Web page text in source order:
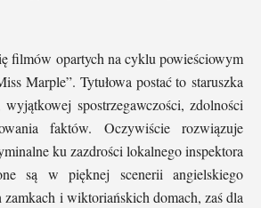
filmów opartych na cyklu powieściowym
Marple”. Tytułowa postać to staruszka
spostrzegawczości, zdolności
faktów. Oczywiście rozwiązuje
ku zazdrości lokalnego inspektora
są w pięknej scenerii angielskiego
zamkach i wiktoriańskich domach, zaś dla